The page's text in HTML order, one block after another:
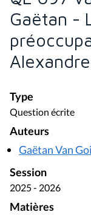
Gaëtan -
Type
Question écrite
Auteurs
Gaëtan Van
Session
2025 - 2026
Matières